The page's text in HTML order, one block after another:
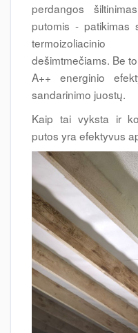
perdangos
putomis - patikimas
dešimtmečiams. Be
A++ energinio
sandarinimo juostų.
Kaip tai vyksta ir
putos yra efektyvus